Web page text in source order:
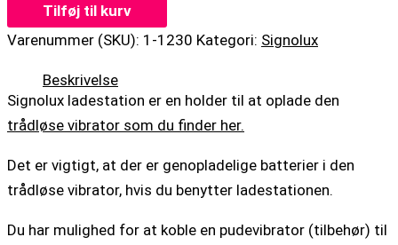
Tilføj til kurv
Varenummer (SKU): 1-1230 Kategori: Signolux
Beskrivelse
Signolux ladestation er en holder til at oplade den
trådløse vibrator som du finder her.
Det er vigtigt, at der er genopladelige batterier i den
trådløse vibrator, hvis du benytter ladestationen.
Du har mulighed for at koble en pudevibrator (tilbehør) til